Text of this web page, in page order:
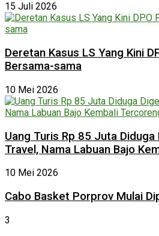
15 Juli 2026
Deretan Kasus LS Yang Kini
Bersama-sama
10 Mei 2026
Uang Turis Rp 85 Juta
Travel, Nama Labuan Bajo
10 Mei 2026
Cabo Basket Porprov Mulai
3